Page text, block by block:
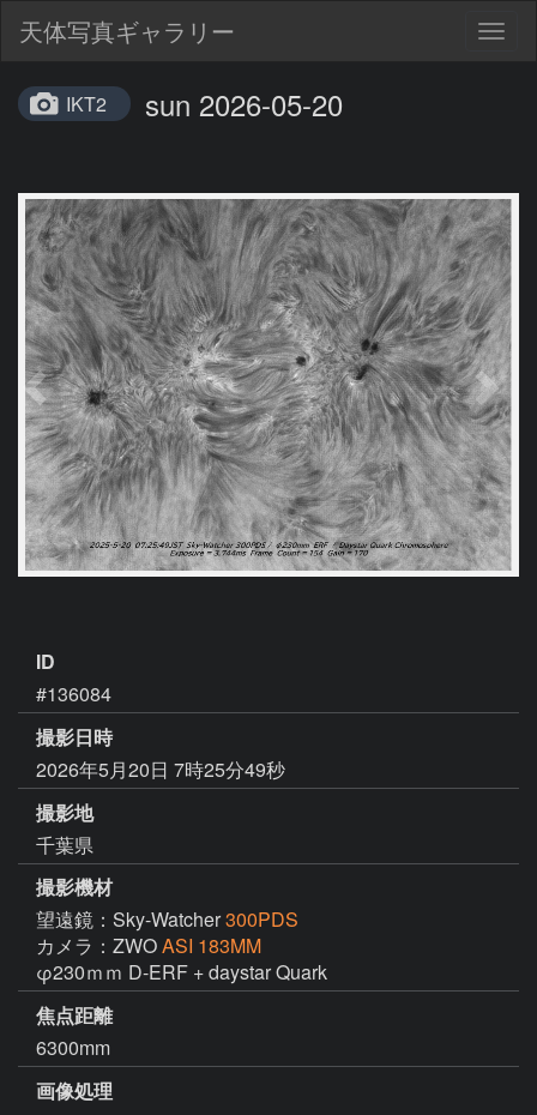
天体写真ギャラリー
IKT2 sun 2026-05-20
ID
#136084
撮影日時
2026年5月20日 7時25分49秒
撮影地
千葉県
撮影機材
望遠鏡：Sky-Watcher300PDS
カメラ：ZWOASI 183MM
φ230ｍｍ D-ERF + daystar Quark
焦点距離
6300mm
画像処理